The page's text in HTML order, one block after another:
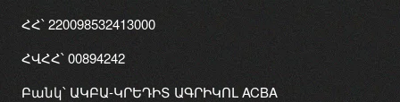
ՀՀ՝ 220098532413000
ՀՎՀՀ՝ 00894242
Բանկ՝ ԱԿԲԱ-ԿՐԵԴԻՏ ԱԳՐԻԿՈԼ ACBA